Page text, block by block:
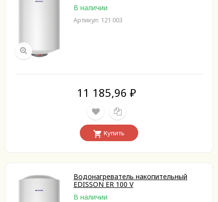
В наличии
Артикул: 121 003
11 185,96 ₽
Купить
Водонагреватель накопительный
EDISSON ER 100 V
В наличии